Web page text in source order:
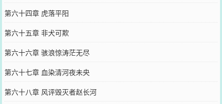
第六十四章 虎落平阳
第六十五章 非犬可欺
第六十六章 骇浪惊涛茫无尽
第六十七章 血染清河夜未央
第六十八章 风评毁灭者赵长河